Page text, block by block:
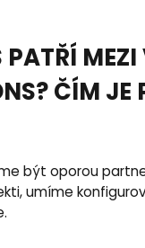
ČÍM
být oporou
umíme